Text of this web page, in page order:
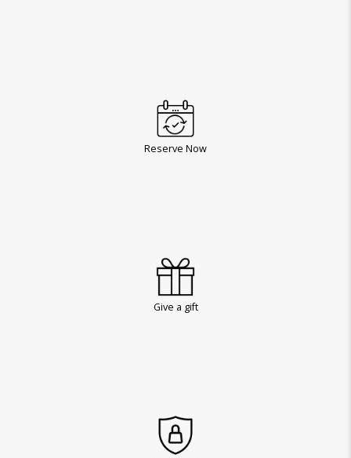
Reserve Now
Give a gift